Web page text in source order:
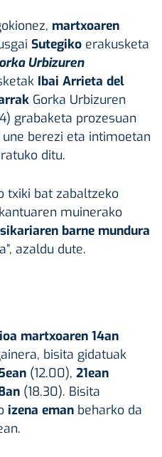
martxoaren
Sutegiko erakusketa
Urbizuren
Ibai Arrieta del
Gorka Urbizuren
grabaketa prozesuan
berezi eta intimoetan
ditu.
txiki bat zabaltzeko
muinerako
barne mundura
azaldu dute.
martxoaren 14an
bisita gidatuak
(12.00), 21ean
(18.30). Bisita
izena eman beharko da